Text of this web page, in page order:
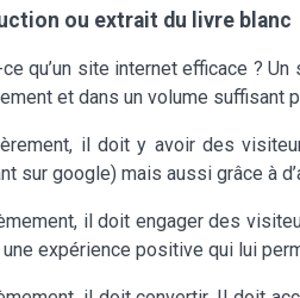
ou extrait du livre blanc
ce qu’un site internet efficace ?
et dans un volume suffisant
il doit y avoir des
sur google) mais aussi grâce à
il doit engager des
expérience positive qui lui